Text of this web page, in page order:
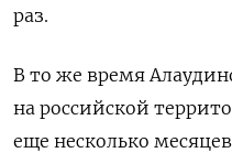
раз.
В то же время
на российской
еще несколько